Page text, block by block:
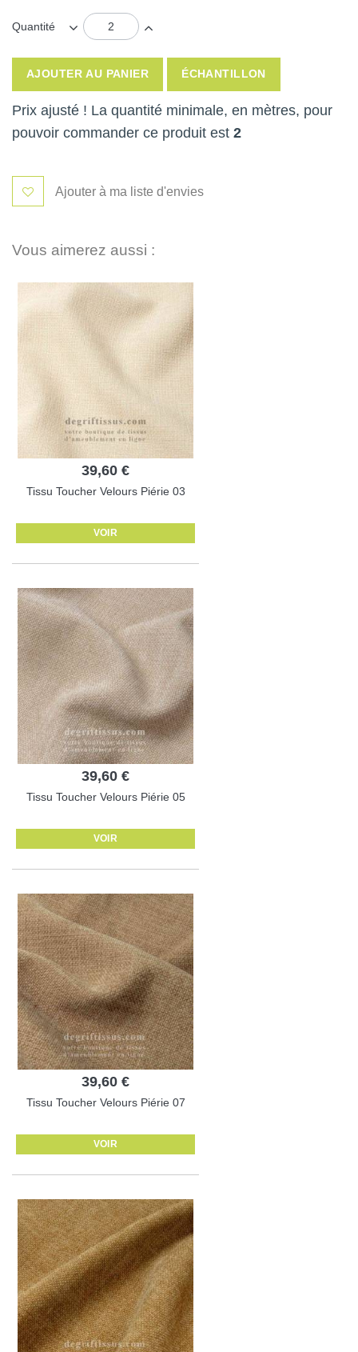
Quantité
AJOUTER AU PANIER ÉCHANTILLON
Prix ajusté ! La quantité minimale, en mètres, pour
pouvoir commander ce produit est 2
Ajouter à ma liste d'envies
Vous aimerez aussi :
39,60 €
Tissu Toucher Velours Piérie 03
VOIR
39,60 €
Tissu Toucher Velours Piérie 05
VOIR
39,60 €
Tissu Toucher Velours Piérie 07
VOIR